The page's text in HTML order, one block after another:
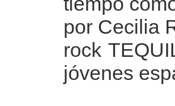
por Cecilia
rock
jóvenes